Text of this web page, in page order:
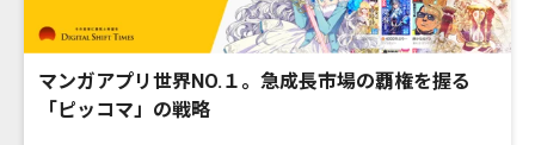
マンガアプリ世界NO.１。急成長市場の覇権を握る
「ピッコマ」の戦略